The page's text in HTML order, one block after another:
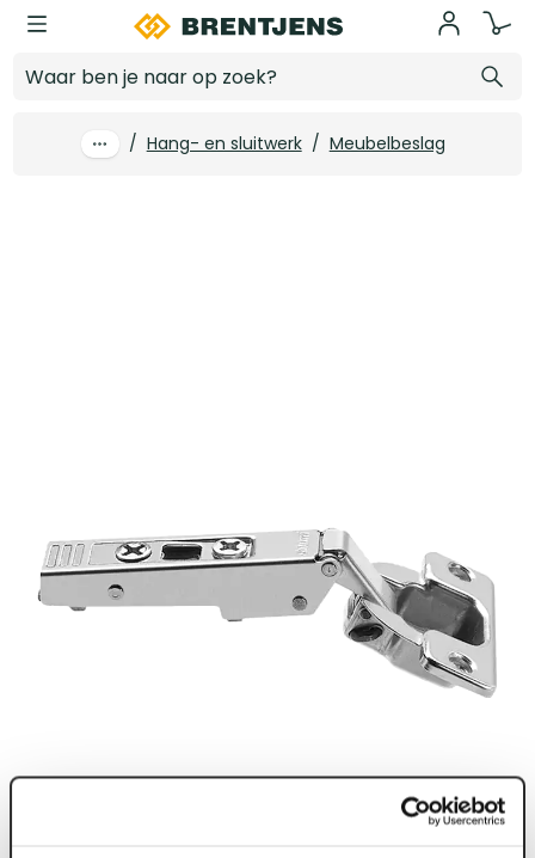
Ga naar hoofdinhoud
/ Hang- en sluitwerk / Meubelbeslag
Log in voor prijzen